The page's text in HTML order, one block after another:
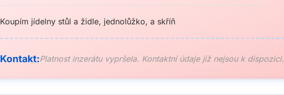
Koupím jídelny stůl a židle, jednolůžko, a skříň
Kontakt:Platnost inzerátu vypršela. Kontaktní údaje již nejsou k dispozici.